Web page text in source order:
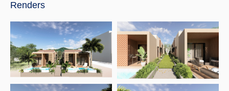
Renders
Open link Open link